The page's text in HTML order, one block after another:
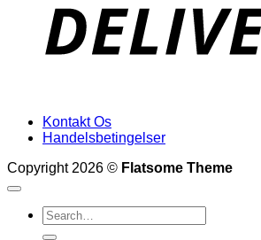
Kontakt Os
Handelsbetingelser
Copyright 2026 © Flatsome Theme
Search
for: